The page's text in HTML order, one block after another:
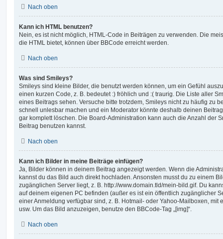
Nach oben
Kann ich HTML benutzen?
Nein, es ist nicht möglich, HTML-Code in Beiträgen zu verwenden. Die
die HTML bietet, können über BBCode erreicht werden.
Nach oben
Was sind Smileys?
Smileys sind kleine Bilder, die benutzt werden können, um ein Gefühl
einen kurzen Code, z. B. bedeutet :) fröhlich und :( traurig. Die Liste aller
eines Beitrags sehen. Versuche bitte trotzdem, Smileys nicht zu häufig zu
schnell unlesbar machen und ein Moderator könnte deshalb deinen
gar komplett löschen. Die Board-Administration kann auch die Anzahl der
Beitrag benutzen kannst.
Nach oben
Kann ich Bilder in meine Beiträge einfügen?
Ja, Bilder können in deinem Beitrag angezeigt werden. Wenn die
kannst du das Bild auch direkt hochladen. Ansonsten musst du zu einem
zugänglichen Server liegt, z. B. http://www.domain.tld/mein-bild.gif. Du
auf deinem eigenen PC befinden (außer es ist ein öffentlich zugänglicher
einer Anmeldung verfügbar sind, z. B. Hotmail- oder Yahoo-Mailboxen, mit
usw. Um das Bild anzuzeigen, benutze den BBCode-Tag „[img]“.
Nach oben